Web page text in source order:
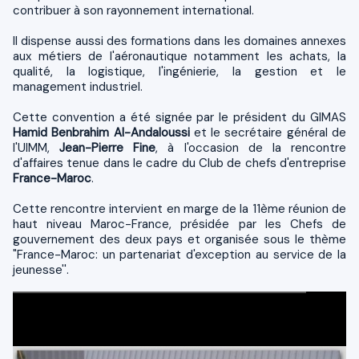
contribuer à son rayonnement international.
Il dispense aussi des formations dans les domaines annexes
aux métiers de l'aéronautique notamment les achats, la
qualité, la logistique, l'ingénierie, la gestion et le
management industriel.
Cette convention a été signée par le président du GIMAS
Hamid Benbrahim Al-Andaloussiet le secrétaire général de
l'UIMM,Jean-Pierre Fine, à l'occasion de la rencontre
d'affaires tenue dans le cadre du Club de chefs d'entreprise
France-Maroc.
Cette rencontre intervient en marge de la 11ème réunion de
haut niveau Maroc-France, présidée par les Chefs de
gouvernement des deux pays et organisée sous le thème
"France-Maroc: un partenariat d'exception au service de la
jeunesse''.